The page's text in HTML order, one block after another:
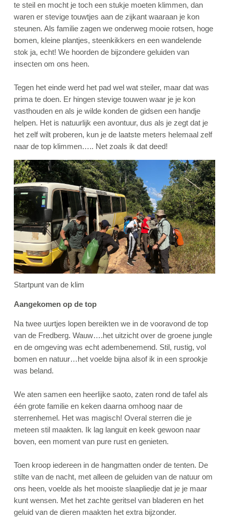
te steil en mocht je toch een stukje moeten klimmen, dan
waren er stevige touwtjes aan de zijkant waaraan je kon
steunen. Als familie zagen we onderweg mooie rotsen, hoge
bomen, kleine plantjes, steenkikkers en een wandelende
stok ja, echt! We hoorden de bijzondere geluiden van
insecten om ons heen.
Tegen het einde werd het pad wel wat steiler, maar dat was
prima te doen. Er hingen stevige touwen waar je je kon
vasthouden en als je wilde konden de gidsen een handje
helpen. Het is natuurlijk een avontuur, dus als je zegt dat je
het zelf wilt proberen, kun je de laatste meters helemaal zelf
naar de top klimmen….. Net zoals ik dat deed!
Startpunt van de klim
Aangekomen op de top
Na twee uurtjes lopen bereikten we in de vooravond de top
van de Fredberg. Wauw….het uitzicht over de groene jungle
en de omgeving was echt adembenemend. Stil, rustig, vol
bomen en natuur…het voelde bijna alsof ik in een sprookje
was beland.
We aten samen een heerlijke saoto, zaten rond de tafel als
één grote familie en keken daarna omhoog naar de
sterrenhemel. Het was magisch! Overal sterren die je
meteen stil maakten. Ik lag languit en keek gewoon naar
boven, een moment van pure rust en genieten.
Toen kroop iedereen in de hangmatten onder de tenten. De
stilte van de nacht, met alleen de geluiden van de natuur om
ons heen, voelde als het mooiste slaapliedje dat je je maar
kunt wensen. Met het zachte geritsel van bladeren en het
geluid van de dieren maakten het extra bijzonder.